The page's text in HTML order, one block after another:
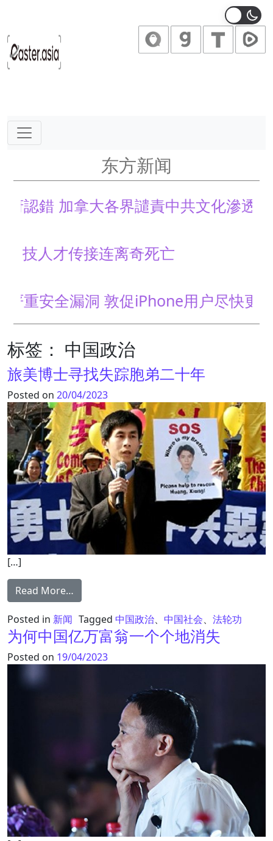
Main Navigation
东方新闻
大各界譴責中共文化滲透
连离奇死亡
洞 敦促iPhone用户尽快更新
标签： 中国政治
旅美博士寻找失踪胞弟二十年
Posted on 20/04/2023
[…]
Read More…
Posted in 新闻 Tagged 中国政治、 中国社会、 法轮功
为何中国亿万富翁一个个地消失
Posted on 19/04/2023